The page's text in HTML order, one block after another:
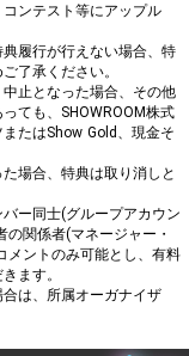
ンテスト等にアップル
履行が行えない場合、特
了承ください。
止となった場合、その他
ても、SHOWROOM株式
たはShow Gold、現金そ
場合、特典は取り消しと
ー同士(グループアカウン
関係者(マネージャー・
メントのみ可能とし、有料
ます。
は、所属オーガナイザ